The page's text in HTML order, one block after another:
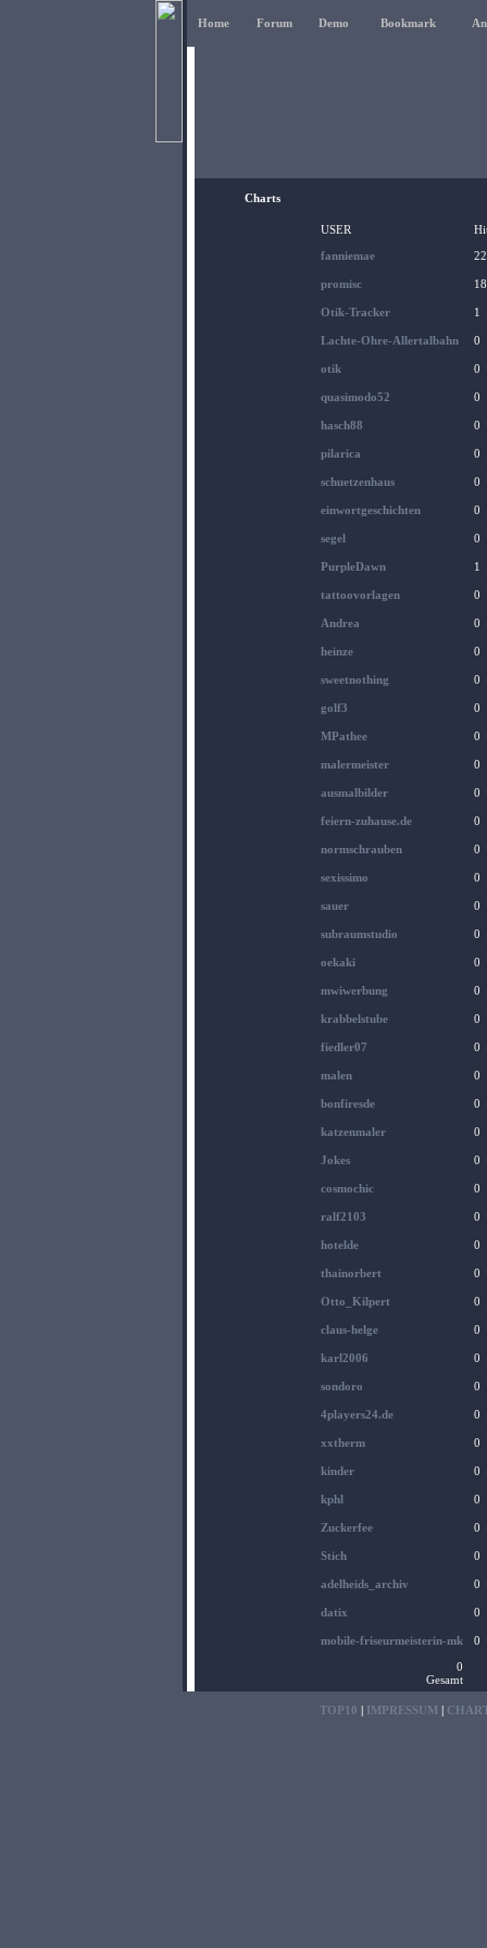
Home Forum Demo Bookmark
Charts
USER
fanniemae
22
promisc 18
Otik-Tracker 1
Lachte-Ohre-Allertalbahn 0
otik 0
quasimodo52 0
hasch88 0
pilarica 0
schuetzenhaus 0
einwortgeschichten 0
segel 0
PurpleDawn 1
tattoovorlagen 0
Andrea 0
heinze 0
sweetnothing 0
golf3 0
MPathee 0
malermeister 0
ausmalbilder 0
feiern-zuhause.de 0
normschrauben 0
sexissimo 0
sauer 0
subraumstudio 0
oekaki 0
mwiwerbung 0
krabbelstube 0
fiedler07 0
malen 0
bonfiresde 0
katzenmaler 0
Jokes 0
cosmochic 0
ralf2103 0
hotelde 0
thainorbert 0
Otto_Kilpert 0
claus-helge 0
karl2006 0
sondoro 0
4players24.de 0
xxtherm 0
kinder 0
kphl 0
Zuckerfee 0
Stich 0
adelheids_archiv 0
datix 0
mobile-friseurmeisterin-mk
0
0
Gesamt
TOP10 | IMPRESSUM |